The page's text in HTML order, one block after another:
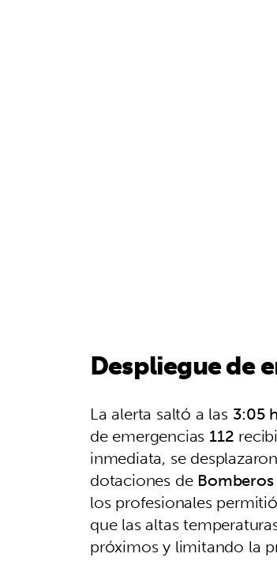
Despliegue de
La alerta saltó a las 3:05
de emergencias 112
inmediata, se
dotaciones de Bomberos
los profesionales
que las altas
próximos y limitando la